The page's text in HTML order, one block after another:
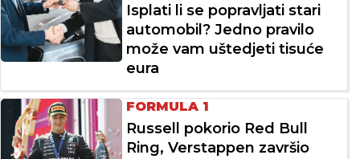
Isplati li se popravljati stari
automobil? Jedno pravilo
može vam uštedjeti tisuće
eura
FORMULA 1
Russell pokorio Red Bull
Ring, Verstappen završio